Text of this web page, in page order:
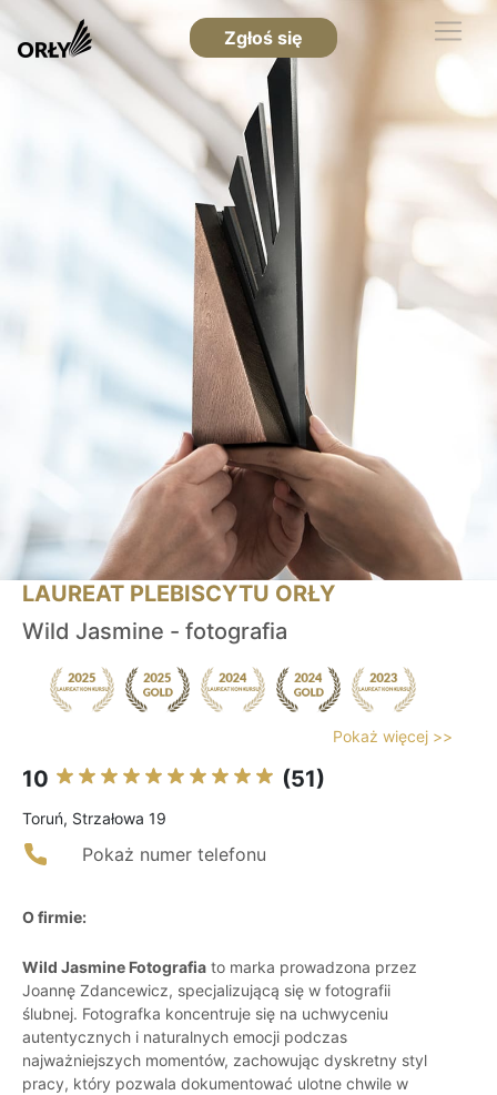
Zgłoś się
LAUREAT PLEBISCYTU ORŁY
Wild Jasmine - fotografia
Pokaż więcej >>
10 (51)
Toruń, Strzałowa 19
Pokaż numer telefonu
O firmie:
Wild Jasmine Fotografia to marka prowadzona przez
Joannę Zdancewicz, specjalizującą się w fotografii
ślubnej. Fotografka koncentruje się na uchwyceniu
autentycznych i naturalnych emocji podczas
najważniejszych momentów, zachowując dyskretny styl
pracy, który pozwala dokumentować ulotne chwile w